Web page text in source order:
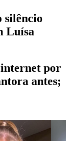
silêncio
Luísa
por
antes;